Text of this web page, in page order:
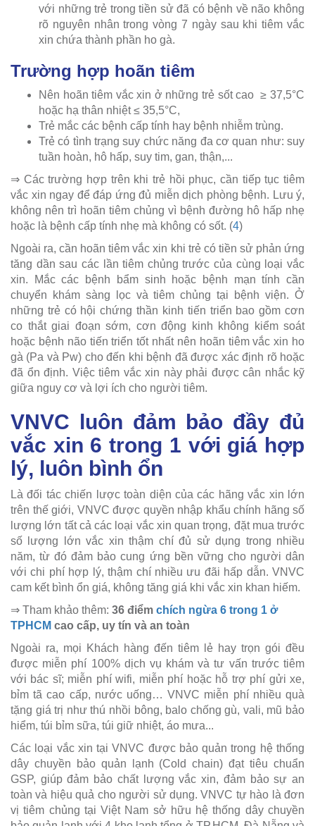
với những trẻ trong tiền sử đã có bệnh về não không
rõ nguyên nhân trong vòng 7 ngày sau khi tiêm vắc
xin chứa thành phần ho gà.
Trường hợp hoãn tiêm
Nên hoãn tiêm vắc xin ở những trẻ sốt cao ≥ 37,5°C
hoặc hạ thân nhiệt ≤ 35,5°C,
Trẻ mắc các bệnh cấp tính hay bệnh nhiễm trùng.
Trẻ có tình trạng suy chức năng đa cơ quan như: suy
tuần hoàn, hô hấp, suy tim, gan, thận,...
⇒ Các trường hợp trên khi trẻ hồi phục, cần tiếp tục tiêm
vắc xin ngay để đáp ứng đủ miễn dịch phòng bệnh. Lưu ý,
không nên trì hoãn tiêm chủng vì bệnh đường hô hấp nhẹ
hoặc là bệnh cấp tính nhẹ mà không có sốt. (4)
Ngoài ra, cần hoãn tiêm vắc xin khi trẻ có tiền sử phản ứng
tăng dần sau các lần tiêm chủng trước của cùng loại vắc
xin. Mắc các bệnh bẩm sinh hoặc bệnh mạn tính cần
chuyển khám sàng lọc và tiêm chủng tại bệnh viện. Ở
những trẻ có hội chứng thần kinh tiến triển bao gồm cơn
co thắt giai đoạn sớm, cơn động kinh không kiểm soát
hoặc bệnh não tiến triển tốt nhất nên hoãn tiêm vắc xin ho
gà (Pa và Pw) cho đến khi bệnh đã được xác định rõ hoặc
đã ổn định. Việc tiêm vắc xin này phải được cân nhắc kỹ
giữa nguy cơ và lợi ích cho người tiêm.
VNVC luôn đảm bảo đầy đủ
vắc xin 6 trong 1 với giá hợp
lý, luôn bình ổn
Là đối tác chiến lược toàn diện của các hãng vắc xin lớn
trên thế giới, VNVC được quyền nhập khẩu chính hãng số
lượng lớn tất cả các loại vắc xin quan trọng, đặt mua trước
số lượng lớn vắc xin thậm chí đủ sử dụng trong nhiều
năm, từ đó đảm bảo cung ứng bền vững cho người dân
với chi phí hợp lý, thậm chí nhiều ưu đãi hấp dẫn. VNVC
cam kết bình ổn giá, không tăng giá khi vắc xin khan hiếm.
⇒ Tham khảo thêm: 36 điểm chích ngừa 6 trong 1 ở
TPHCM cao cấp, uy tín và an toàn
Ngoài ra, mọi Khách hàng đến tiêm lẻ hay trọn gói đều
được miễn phí 100% dịch vụ khám và tư vấn trước tiêm
với bác sĩ; miễn phí wifi, miễn phí hoặc hỗ trợ phí gửi xe,
bỉm tã cao cấp, nước uống… VNVC miễn phí nhiều quà
tặng giá trị như thú nhồi bông, balo chống gù, vali, mũ bảo
hiểm, túi bỉm sữa, túi giữ nhiệt, áo mưa...
Các loại vắc xin tại VNVC được bảo quản trong hệ thống
dây chuyền bảo quản lạnh (Cold chain) đạt tiêu chuẩn
GSP, giúp đảm bảo chất lượng vắc xin, đảm bảo sự an
toàn và hiệu quả cho người sử dụng. VNVC tự hào là đơn
vị tiêm chủng tại Việt Nam sở hữu hệ thống dây chuyền